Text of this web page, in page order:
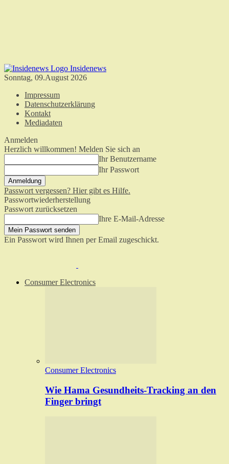
Insidenews
Sonntag, 09.August 2026
Impressum
Datenschutzerklärung
Kontakt
Mediadaten
Anmelden
Herzlich willkommen! Melden Sie sich an
Ihr Benutzername
Ihr Passwort
Passwort vergessen? Hier gibt es Hilfe.
Passwortwiederherstellung
Passwort zurücksetzen
Ihre E-Mail-Adresse
Ein Passwort wird Ihnen per Email zugeschickt.
Consumer Electronics
Consumer Electronics
Wie Hama Gesundheits-Tracking an den
Finger bringt